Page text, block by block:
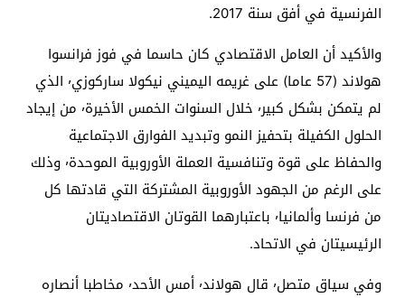
الفرنسية في أفق سنة 2017.
والأكيد أن العامل الاقتصادي كان حاسما في فوز فرانسوا
هولاند (57 عاما) على غريمه اليميني نيكولا ساركوزي٬ الذي
لم يتمكن بشكل كبير٬ خلال السنوات الخمس الأخيرة٬ من إيجاد
الحلول الكفيلة بتحفيز النمو وتبديد الفوارق الاجتماعية
والحفاظ على قوة وتنافسية العملة الأوروبية الموحدة٬ وذلك
على الرغم من الجهود الأوروبية المشتركة التي قادتها كل
من فرنسا وألمانيا٬ باعتبارهما القوتان الاقتصاديتان
الرئيسيتان في الاتحاد.
وفي سياق متصل٬ قال هولاند٬ أمس الأحد٬ مخاطبا أنصاره